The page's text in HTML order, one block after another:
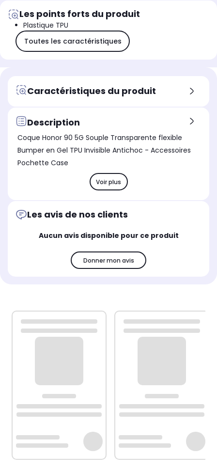
Les points forts du produit
Plastique TPU
Toutes les caractéristiques
Caractéristiques du produit
Description
Coque Honor 90 5G Souple Transparente flexible
Bumper en Gel TPU Invisible Antichoc - Accessoires
Pochette Case
Voir plus
Les avis de nos clients
Aucun avis disponible pour ce produit
Donner mon avis